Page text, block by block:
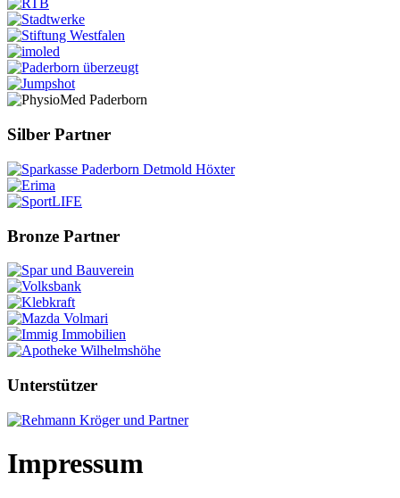
Silber Partner
Bronze Partner
Unterstützer
Impressum